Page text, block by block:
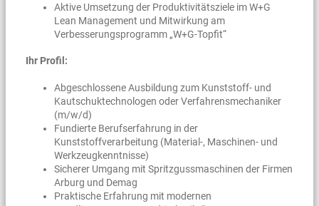
Aktive Umsetzung der Produktivitätsziele im W+G
Lean Management und Mitwirkung am
Verbesserungsprogramm „W+G-Topfit“
Ihr Profil:
Abgeschlossene Ausbildung zum Kunststoff- und
Kautschuktechnologen oder Verfahrensmechaniker
(m/w/d)
Fundierte Berufserfahrung in der
Kunststoffverarbeitung (Material-, Maschinen- und
Werkzeugkenntnisse)
Sicherer Umgang mit Spritzgussmaschinen der Firmen
Arburg und Demag
Praktische Erfahrung mit modernen